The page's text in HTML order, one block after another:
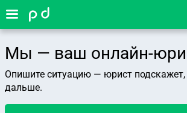
Мы — ваш онлайн-
Опишите ситуацию — юрист подскажет,
дальше.